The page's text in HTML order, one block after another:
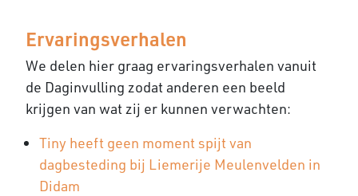
Ervaringsverhalen
We delen hier graag ervaringsverhalen vanuit
de Daginvulling zodat anderen een beeld
krijgen van wat zij er kunnen verwachten:
Tiny heeft geen moment spijt van
dagbesteding bij Liemerije Meulenvelden in
Didam